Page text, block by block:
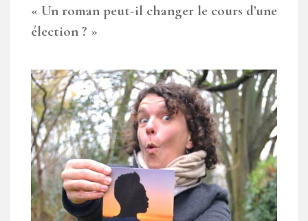
« Un roman peut-il changer le cours d’une
élection ? »